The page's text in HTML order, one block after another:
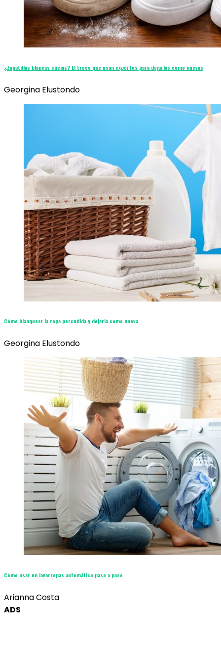
¿Zapatillas blancas sucias? El truco que usan expertos para dejarlas como nuevas
Georgina Elustondo
Cómo blanquear la ropa percudida y dejarla como nueva
Georgina Elustondo
Cómo usar un lavarropas automático paso a paso
Arianna Costa
ADS